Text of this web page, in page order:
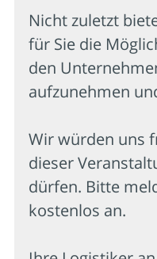
Nicht zuletzt
für Sie die
den
aufzunehmen
Wir würden uns
dieser
dürfen. Bitte
kostenlos an.